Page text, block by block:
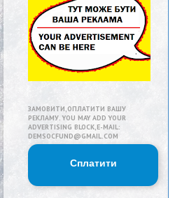
ЗАМОВИТИ,ОПЛАТИТИ ВАШУ
РЕКЛАМУ. YOU MAY ADD YOUR
ADVERTISING BLOCK,E-MAIL:
DEMSOCFUND@GMAIL.COM
Сплатити